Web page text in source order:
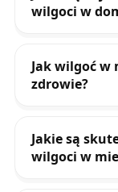
wilgoci w
Jak wilgoć w
zdrowie?
Jakie są
wilgoci w